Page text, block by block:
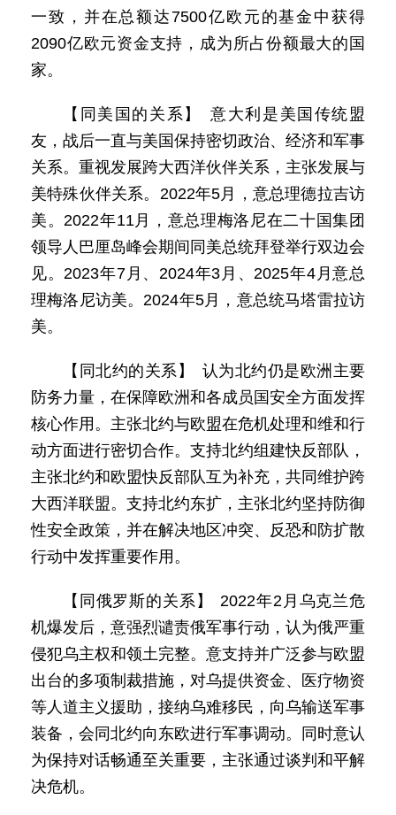
一致，并在总额达7500亿欧元的基金中获得
2090亿欧元资金支持，成为所占份额最大的国
家。
【同美国的关系】 意大利是美国传统盟
友，战后一直与美国保持密切政治、经济和军事
关系。重视发展跨大西洋伙伴关系，主张发展与
美特殊伙伴关系。2022年5月，意总理德拉吉访
美。2022年11月，意总理梅洛尼在二十国集团
领导人巴厘岛峰会期间同美总统拜登举行双边会
见。2023年7月、2024年3月、2025年4月意总
理梅洛尼访美。2024年5月，意总统马塔雷拉访
美。
【同北约的关系】 认为北约仍是欧洲主要
防务力量，在保障欧洲和各成员国安全方面发挥
核心作用。主张北约与欧盟在危机处理和维和行
动方面进行密切合作。支持北约组建快反部队，
主张北约和欧盟快反部队互为补充，共同维护跨
大西洋联盟。支持北约东扩，主张北约坚持防御
性安全政策，并在解决地区冲突、反恐和防扩散
行动中发挥重要作用。
【同俄罗斯的关系】 2022年2月乌克兰危
机爆发后，意强烈谴责俄军事行动，认为俄严重
侵犯乌主权和领土完整。意支持并广泛参与欧盟
出台的多项制裁措施，对乌提供资金、医疗物资
等人道主义援助，接纳乌难移民，向乌输送军事
装备，会同北约向东欧进行军事调动。同时意认
为保持对话畅通至关重要，主张通过谈判和平解
决危机。